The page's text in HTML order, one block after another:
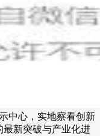
中心，实地察看创新
最新突破与产业化进